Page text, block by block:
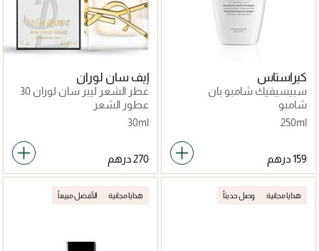
كيراستاس
سبيسيفيك شامبو بان
بريفنشن 250مل
شامبو
250ml
إيف سان لوران
عطر الشعر ليبر سان لوران 30
مل
عطور الشعر
30ml
هدايا مجانية وصل حديثاً هدايا مجانية الأفضل مبيعاً